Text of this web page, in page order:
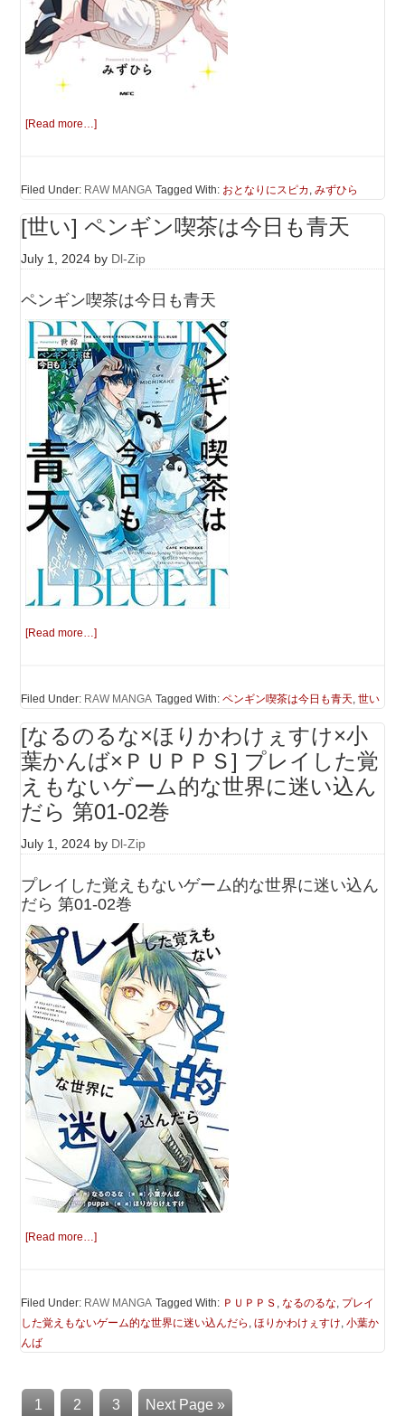
[Read more…]
Filed Under: RAW MANGA Tagged With: おとなりにスピカ ,みずひら
[世い] ペンギン喫茶は今日も青天
July 1, 2024 by Dl-Zip
ペンギン喫茶は今日も青天
[Read more…]
Filed Under: RAW MANGA Tagged With:ペンギン喫茶は今日も青天,世い
[なるのるな×ほりかわけぇすけ×小
葉かんば×ＰＵＰＰＳ] プレイした覚
えもないゲーム的な世界に迷い込ん
だら 第01-02巻
July 1, 2024 by Dl-Zip
プレイした覚えもないゲーム的な世界に迷い込ん
だら 第01-02巻
[Read more…]
Filed Under: RAW MANGA Tagged With: ＰＵＰＰＳ ,なるのるな, プレイ
した覚えもないゲーム的な世界に迷い込んだら ,ほりかわけぇすけ,小葉か
んば
1 2 3 Next Page »